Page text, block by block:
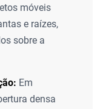
móveis
e raízes,
sobre a
Em
densa